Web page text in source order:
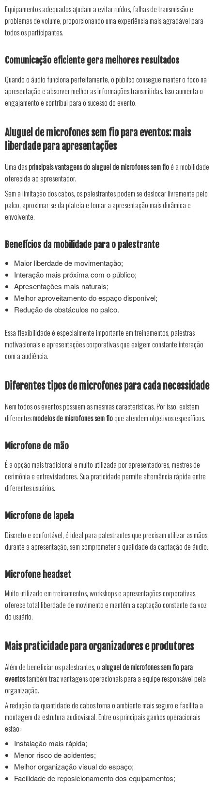
Equipamentos adequados ajudam a evitar ruídos, falhas de transmissão e
problemas de volume, proporcionando uma experiência mais agradável para
todos os participantes.
Comunicação eficiente gera melhores resultados
Quando o áudio funciona perfeitamente, o público consegue manter o foco na
apresentação e absorver melhor as informações transmitidas. Isso aumenta o
engajamento e contribui para o sucesso do evento.
Aluguel de microfones sem fio para eventos: mais
liberdade para apresentações
Uma dasprincipais vantagens do aluguel de microfones sem fioé a mobilidade
oferecida ao apresentador.
Sem a limitação dos cabos, os palestrantes podem se deslocar livremente pelo
palco, aproximar-se da plateia e tornar a apresentação mais dinâmica e
envolvente.
Benefícios da mobilidade para o palestrante
Maior liberdade de movimentação;
Interação mais próxima com o público;
Apresentações mais naturais;
Melhor aproveitamento do espaço disponível;
Redução de obstáculos no palco.
Essa flexibilidade é especialmente importante em treinamentos, palestras
motivacionais e apresentações corporativas que exigem constante interação
com a audiência.
Diferentes tipos de microfones para cada necessidade
Nem todos os eventos possuem as mesmas características. Por isso, existem
diferentesmodelos de microfones sem fioque atendem objetivos específicos.
Microfone de mão
É a opção mais tradicional e muito utilizada por apresentadores, mestres de
cerimônia e entrevistadores. Sua praticidade permite alternância rápida entre
diferentes usuários.
Microfone de lapela
Discreto e confortável, é ideal para palestrantes que precisam utilizar as mãos
durante a apresentação, sem comprometer a qualidade da captação de áudio.
Microfone headset
Muito utilizado em treinamentos, workshops e apresentações corporativas,
oferece total liberdade de movimento e mantém a captação constante da voz
do usuário.
Mais praticidade para organizadores e produtores
Além de beneficiar os palestrantes, o aluguel de microfones sem fio para
eventostambém traz vantagens operacionais para a equipe responsável pela
organização.
A redução da quantidade de cabos torna o ambiente mais seguro e facilita a
montagem da estrutura audiovisual. Entre os principais ganhos operacionais
estão:
Instalação mais rápida;
Menor risco de acidentes;
Melhor organização visual do espaço;
Facilidade de reposicionamento dos equipamentos;